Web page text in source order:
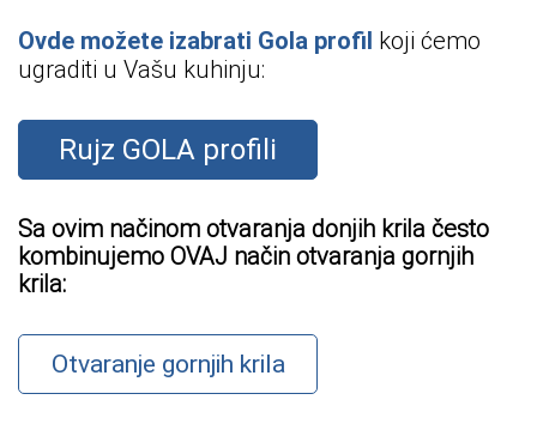
Ovde možete izabrati Gola profil koji ćemo
ugraditi u Vašu kuhinju:
Rujz GOLA profili
Sa ovim načinom otvaranja donjih krila često
kombinujemo OVAJ način otvaranja gornjih
krila:
Otvaranje gornjih krila